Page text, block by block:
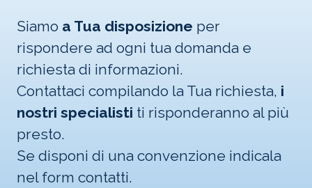
Siamo a Tua disposizione per
rispondere ad ogni tua domanda e
richiesta di informazioni.
Contattaci compilando la Tua richiesta, i
nostri specialisti ti risponderanno al più
presto.
Se disponi di una convenzione indicala
nel form contatti.